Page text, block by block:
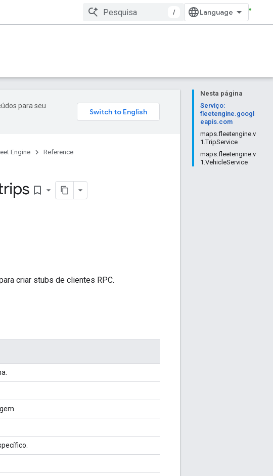
/
Nesta página
Serviço:
fleetengine.googl
eapis.com
maps.fleetengine.v
1.TripService
maps.fleetengine.v
1.VehicleService
para seu
Engine
Reference
bookmark_border
criar stubs de clientes RPC.